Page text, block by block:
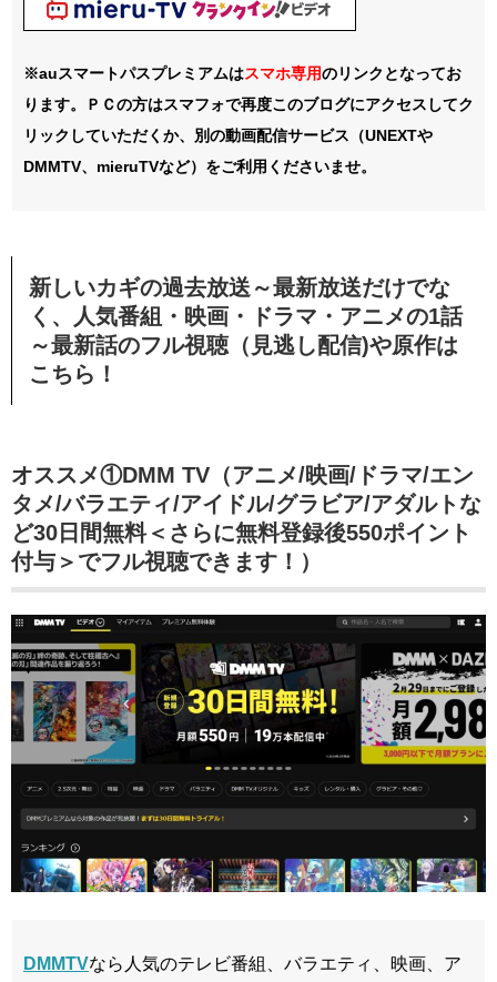
※auスマートパスプレミアムはスマホ専用のリンクとなってお
ります。ＰＣの方はスマフォで再度このブログにアクセスしてク
リックしていただくか、別の動画配信サービス（UNEXTや
DMMTV、mieruTVなど）をご利用くださいませ。
新しいカギの過去放送～最新放送だけでな
く、人気番組・映画・ドラマ・アニメの1話
～最新話のフル視聴（見逃し配信)や原作は
こちら！
オススメ①DMM TV（アニメ/映画/ドラマ/エン
タメ/バラエティ/アイドル/グラビア/アダルトな
ど30日間無料＜さらに無料登録後550ポイント
付与＞でフル視聴できます！）
DMMTVなら人気のテレビ番組、バラエティ、映画、ア